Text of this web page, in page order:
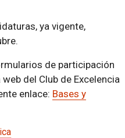
ya vigente,
de participación
del Club de Excelencia
enlace: Bases y